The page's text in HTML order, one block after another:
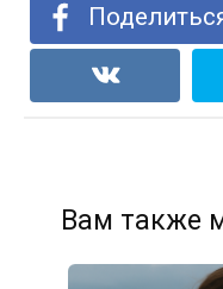
Вам также